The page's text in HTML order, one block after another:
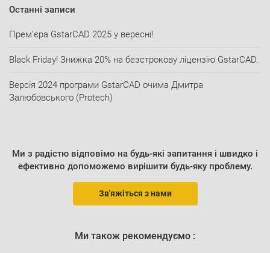
Останні записи
Прем’єра GstarCAD 2025 у вересні!
Black Friday! Знижка 20% на безстрокову ліцензію GstarCAD.
Версія 2024 програми GstarCAD очима Дмитра
Залюбовського (Protech)
Ми з радістю відповімо на будь-які запитання і швидко і
ефективно допоможемо вирішити будь-яку проблему.
Зв'яжіться з нами
Ми також рекомендуємо :